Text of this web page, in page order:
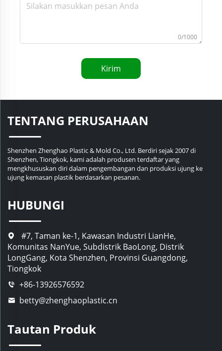
0/1000
Kirim
TENTANG PERUSAHAAN
Shenzhen Zhenghao Plastic & Mold Co., Ltd. Berdiri sejak 2007 di
Shenzhen, Tiongkok, kami adalah produsen terdaftar yang
mengkhususkan diri dalam pengembangan dan produksi ujung ke
ujung kemasan plastik berdasarkan pesanan.
HUBUNGI
#7, Taman ke-1, Kawasan Industri LianHe,
Komunitas NanYue, Subdistrik BaoLong, Distrik
LongGang, Kota Shenzhen, Provinsi Guangdong,
Tiongkok
+86-13926576592
betty@zhenghaoplastic.cn
Tautan Produk